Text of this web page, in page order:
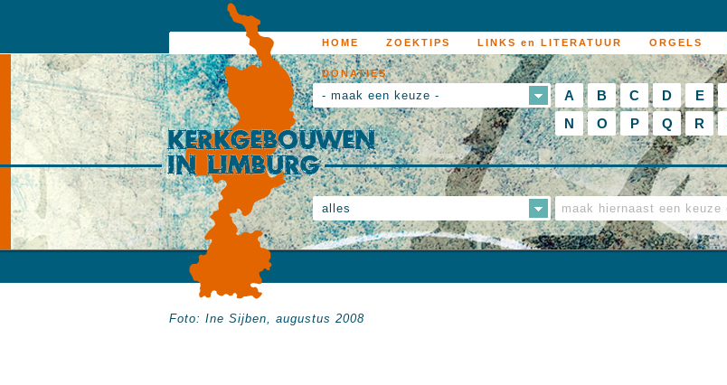
HOME ZOEKTIPS LINKS en LITERATUUR ORGELS
DONATIES
- maak een keuze - A B C D E
N
O P Q R
alles
Foto: Ine Sijben, augustus 2008